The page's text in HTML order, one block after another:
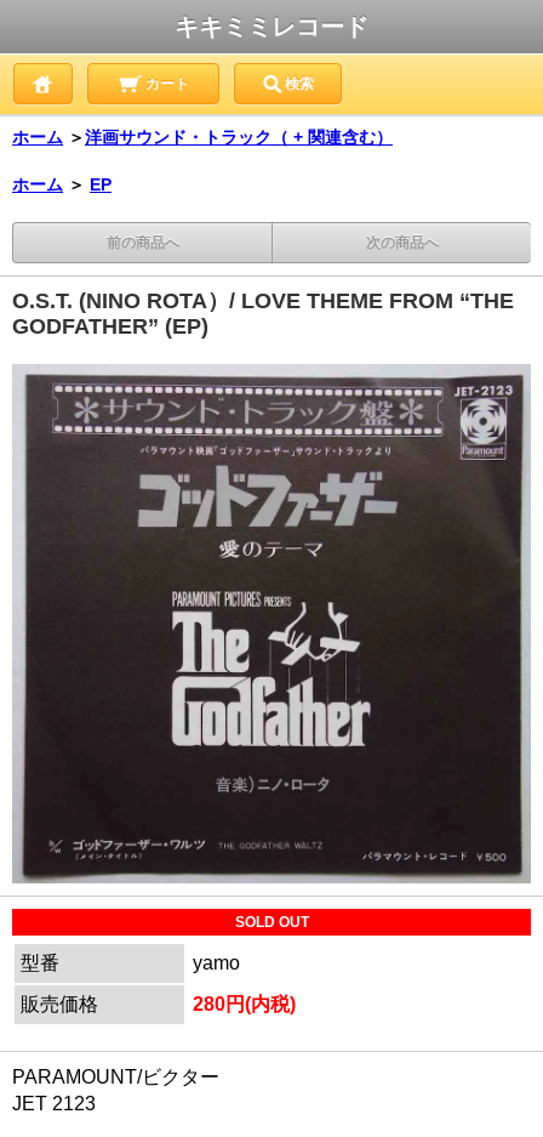
キキミミレコード
カート 検索
ホーム ＞洋画サウンド・トラック（ + 関連含む）
ホーム ＞ EP
前の商品へ 次の商品へ
O.S.T. (NINO ROTA）/ LOVE THEME FROM “THE
GODFATHER” (EP)
SOLD OUT
型番
yamo
販売価格
280円(内税)
PARAMOUNT/ビクター
JET 2123